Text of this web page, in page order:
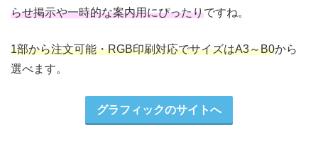
らせ掲示や一時的な案内用にぴったりですね。
1部から注文可能・RGB印刷対応でサイズはA3～B0から
選べます。
グラフィックのサイトへ